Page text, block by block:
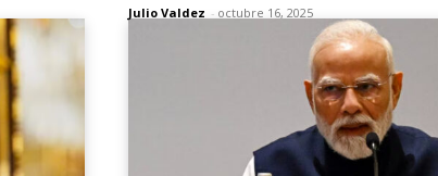
Julio Valdez - octubre 16, 2025